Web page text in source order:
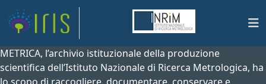
METRICA, l’archivio istituzionale della produzione
scientifica dell’Istituto Nazionale di Ricerca Metrologica, ha